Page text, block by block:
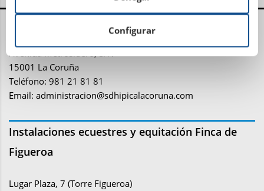
Avenida Metrosidero, S/N
15001 La Coruña
Teléfono: 981 21 81 81
Email: administracion@sdhipicalacoruna.com
Instalaciones ecuestres y equitación Finca de
Figueroa
Lugar Plaza, 7 (Torre Figueroa)
Configurar